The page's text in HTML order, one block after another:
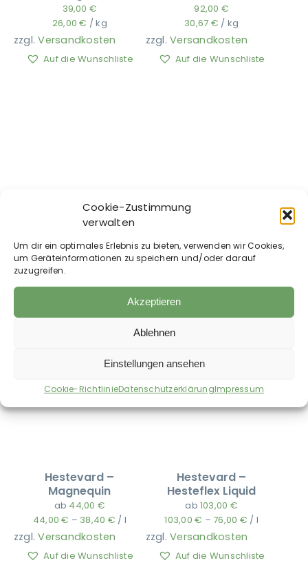
Cookie-Zustimmung
verwalten
Um dir ein optimales Erlebnis zu bieten, verwenden wir Cookies,
um Geräteinformationen zu speichern und/oder darauf
zuzugreifen.
Akzeptieren
Ablehnen
Einstellungen ansehen
Cookie-RichtlinieDatenschutzerklärungImpressum
39,00 €
26,00€ /kg
zzgl.Versandkosten
Auf die Wunschliste
92,00 €
30,67 € / kg
zzgl.Versandkosten
Auf die Wunschliste
Hestevard – Multi-
Vit
94,00€
6,27
zzgl.Versandkosten
Auf die Wunschliste
MegaBoost 4 Foals
ab86,00€
zzgl.Versandkosten
Auf die Wunschliste
Hestevard –
Magnequin
ab 44,00 €
44,00€ – 38,40 € / l
zzgl.Versandkosten
Auf die Wunschliste
Hestevard –
Hesteflex Liquid
ab103,00 €
103,00€ –76,00 € / l
zzgl.Versandkosten
Auf die Wunschliste